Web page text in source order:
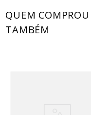
QUEM
TAMBÉM